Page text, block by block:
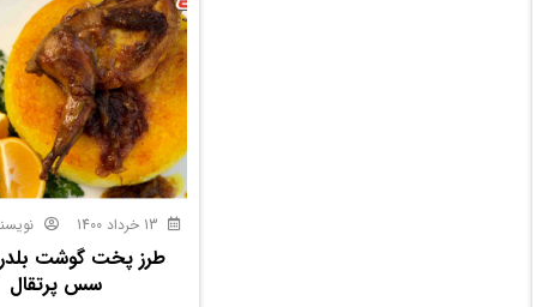
13 خرداد 1400
طرز پخت گوشت
سس پرتقال